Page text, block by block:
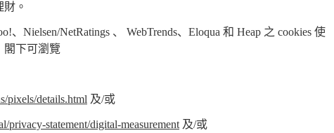
。
、Nielsen/NetRatings 、 WebTrends、Eloqua 和 Heap 之 cookies 使
閣下可瀏覽
pixels/details.html 及/或
privacy-statement/digital-measurement 及/或